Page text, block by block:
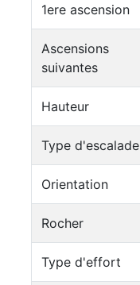
1ere ascension
Ascensions
suivantes
Hauteur
Type d'escalade
Orientation
Rocher
Type d'effort